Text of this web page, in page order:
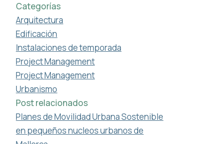
Categorías
Arquitectura
Edificación
Instalaciones de temporada
Project Management
Project Management
Urbanismo
Post relacionados
Planes de Movilidad Urbana Sostenible
en pequeños nucleos urbanos de